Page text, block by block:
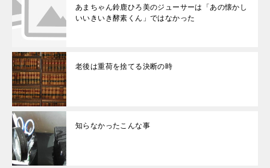
あまちゃん鈴鹿ひろ美のジューサーは「あの懐かし
いいきいき酵素くん」ではなかった
老後は重荷を捨てる決断の時
知らなかったこんな事